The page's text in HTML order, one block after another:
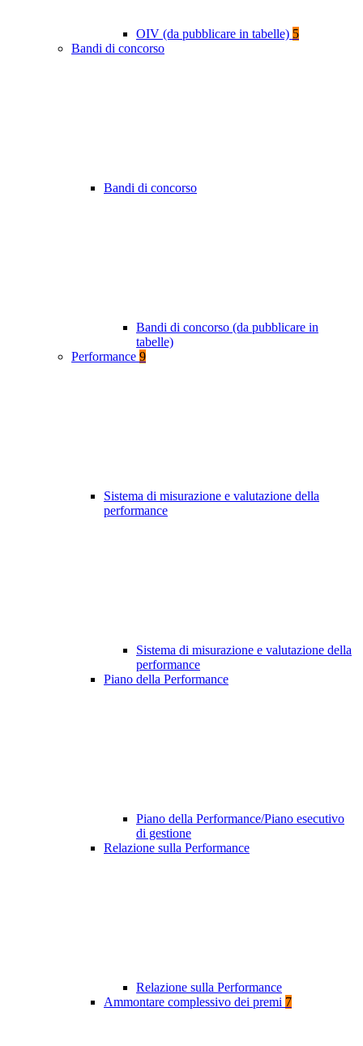
OIV (da pubblicare in tabelle) 5
Bandi di concorso
Bandi di concorso
Bandi di concorso (da pubblicare in
tabelle)
Performance 9
Sistema di misurazione e valutazione della
performance
Sistema di misurazione e valutazione della
performance
Piano della Performance
Piano della Performance/Piano esecutivo
di gestione
Relazione sulla Performance
Relazione sulla Performance
Ammontare complessivo dei premi 7